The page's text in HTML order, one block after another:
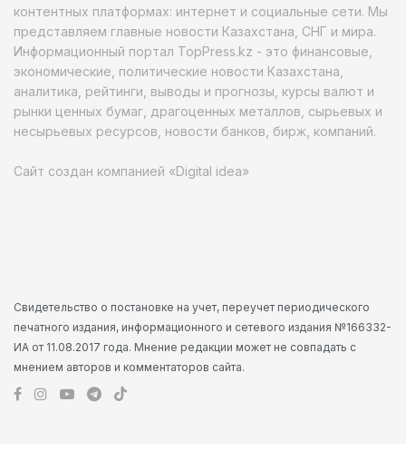
контентных платформах: интернет и социальные сети. Мы
представляем главные новости Казахстана, СНГ и мира.
Информационный портал TopPress.kz - это финансовые,
экономические, политические новости Казахстана,
аналитика, рейтинги, выводы и прогнозы, курсы валют и
рынки ценных бумаг, драгоценных металлов, сырьевых и
несырьевых ресурсов, новости банков, бирж, компаний.
Сайт создан компанией «Digital idea»
Свидетельство о постановке на учет, переучет периодического
печатного издания, информационного и сетевого издания №166332-
ИА от 11.08.2017 года. Мнение редакции может не совпадать с
мнением авторов и комментаторов сайта.